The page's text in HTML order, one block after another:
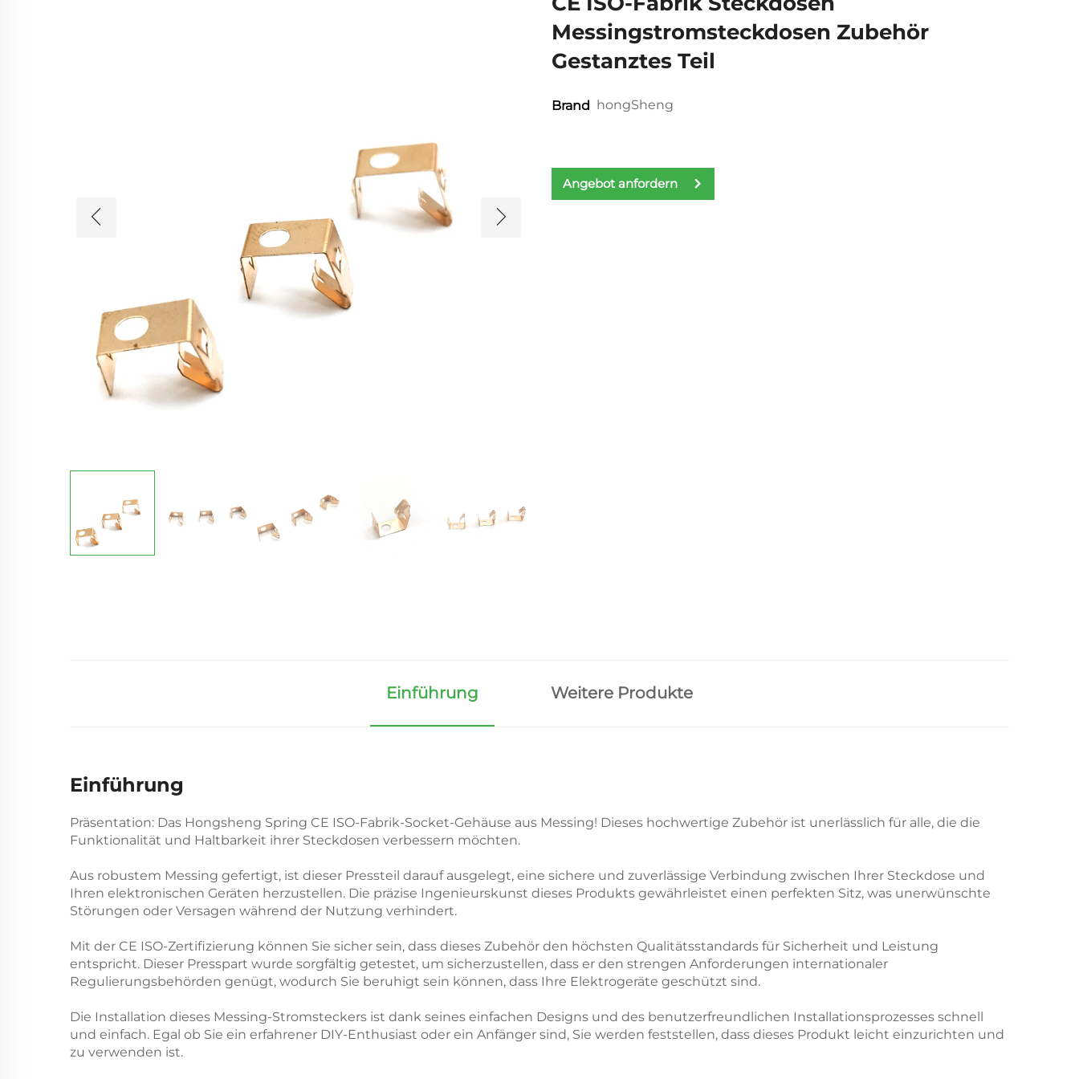
Messingstromsteckdosen Zubehör
Gestanztes Teil
Brand hongSheng
Angebot anfordern
Einführung Weitere Produkte
Einführung
Präsentation: Das Hongsheng Spring CE ISO-Fabrik-Socket-Gehäuse aus Messing! Dieses hochwertige Zubehör ist unerlässlich für alle, die die
Funktionalität und Haltbarkeit ihrer Steckdosen verbessern möchten.
Aus robustem Messing gefertigt, ist dieser Pressteil darauf ausgelegt, eine sichere und zuverlässige Verbindung zwischen Ihrer Steckdose und
Ihren elektronischen Geräten herzustellen. Die präzise Ingenieurskunst dieses Produkts gewährleistet einen perfekten Sitz, was unerwünschte
Störungen oder Versagen während der Nutzung verhindert.
Mit der CE ISO-Zertifizierung können Sie sicher sein, dass dieses Zubehör den höchsten Qualitätsstandards für Sicherheit und Leistung
entspricht. Dieser Presspart wurde sorgfältig getestet, um sicherzustellen, dass er den strengen Anforderungen internationaler
Regulierungsbehörden genügt, wodurch Sie beruhigt sein können, dass Ihre Elektrogeräte geschützt sind.
Die Installation dieses Messing-Stromsteckers ist dank seines einfachen Designs und des benutzerfreundlichen Installationsprozesses schnell
und einfach. Egal ob Sie ein erfahrener DIY-Enthusiast oder ein Anfänger sind, Sie werden feststellen, dass dieses Produkt leicht einzurichten und
zu verwenden ist.